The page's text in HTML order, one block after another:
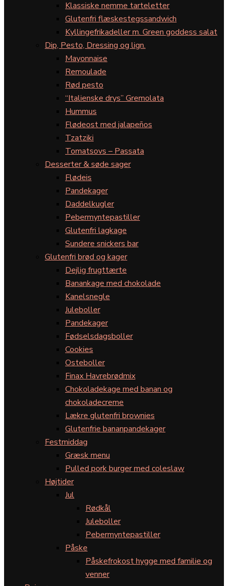
Klassiske nemme tarteletter
Glutenfri flæskestegssandwich
Kyllingefrikadeller m. Green goddess salat
Dip, Pesto, Dressing og lign.
Mayonnaise
Remoulade
Rød pesto
“Italienske drys” Gremolata
Hummus
Flødeost med jalapeños
Tzatziki
Tomatsovs – Passata
Desserter & søde sager
Flødeis
Pandekager
Daddelkugler
Pebermyntepastiller
Glutenfri lagkage
Sundere snickers bar
Glutenfri brød og kager
Dejlig frugttærte
Banankage med chokolade
Kanelsnegle
Juleboller
Pandekager
Fødselsdagsboller
Cookies
Osteboller
Finax Havrebrødmix
Chokoladekage med banan og
chokoladecreme
Lækre glutenfri brownies
Glutenfrie bananpandekager
Festmiddag
Græsk menu
Pulled pork burger med coleslaw
Højtider
Jul
Rødkål
Juleboller
Pebermyntepastiller
Påske
Påskefrokost hygge med familie og
venner